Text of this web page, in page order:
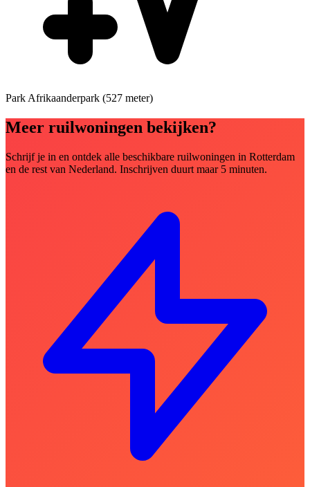
ParkAfrikaanderpark (527 meter)
Meer ruilwoningen bekijken?
Schrijf je in en ontdek alle beschikbare ruilwoningen in Rotterdam
en de rest van Nederland. Inschrijven duurt maar 5 minuten.